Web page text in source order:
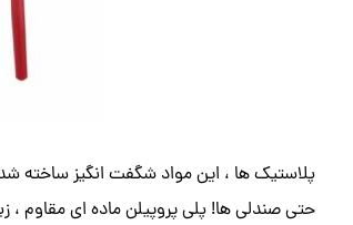
پلاستیک ها ، این مواد شگفت انگیز ساخته
حتی صندلی ها! پلی پروپیلن ماده ای مقاوم